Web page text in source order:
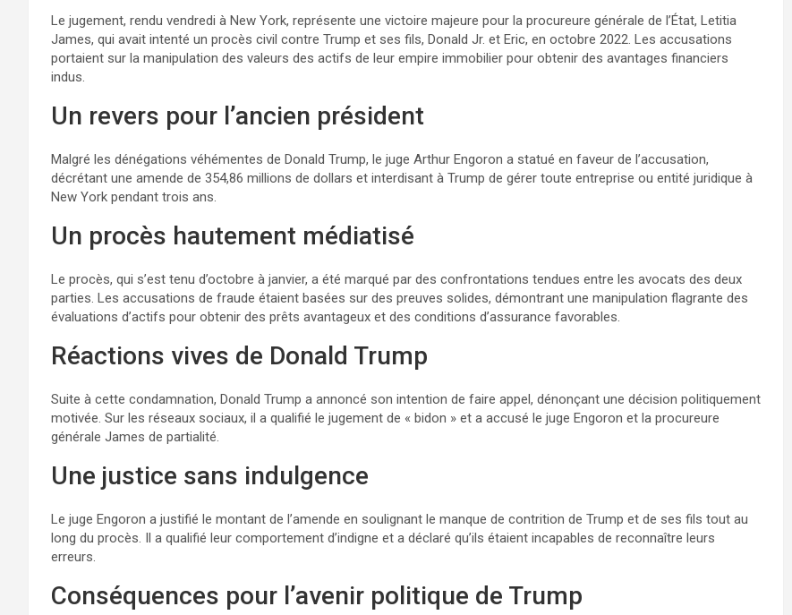
Le jugement, rendu vendredi à New York, représente une victoire majeure pour la procureure générale de l’État, Letitia
James, qui avait intenté un procès civil contre Trump et ses fils, Donald Jr. et Eric, en octobre 2022. Les accusations
portaient sur la manipulation des valeurs des actifs de leur empire immobilier pour obtenir des avantages financiers
indus.
Un revers pour l’ancien président
Malgré les dénégations véhémentes de Donald Trump, le juge Arthur Engoron a statué en faveur de l’accusation,
décrétant une amende de 354,86 millions de dollars et interdisant à Trump de gérer toute entreprise ou entité juridique à
New York pendant trois ans.
Un procès hautement médiatisé
Le procès, qui s’est tenu d’octobre à janvier, a été marqué par des confrontations tendues entre les avocats des deux
parties. Les accusations de fraude étaient basées sur des preuves solides, démontrant une manipulation flagrante des
évaluations d’actifs pour obtenir des prêts avantageux et des conditions d’assurance favorables.
Réactions vives de Donald Trump
Suite à cette condamnation, Donald Trump a annoncé son intention de faire appel, dénonçant une décision politiquement
motivée. Sur les réseaux sociaux, il a qualifié le jugement de « bidon » et a accusé le juge Engoron et la procureure
générale James de partialité.
Une justice sans indulgence
Le juge Engoron a justifié le montant de l’amende en soulignant le manque de contrition de Trump et de ses fils tout au
long du procès. Il a qualifié leur comportement d’indigne et a déclaré qu’ils étaient incapables de reconnaître leurs
erreurs.
Conséquences pour l’avenir politique de Trump